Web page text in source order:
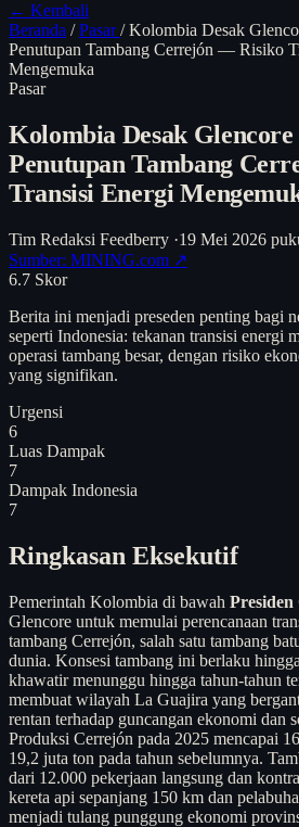
← Kembali
Beranda / Pasar/ Kolombia Desak
Penutupan Tambang Cerrejón — Risiko
Mengemuka
Pasar
Kolombia Desak Glencore
Penutupan Tambang
Transisi Energi
Tim Redaksi Feedberry ·19 Mei 2026
Sumber: MINING.com ↗
6.7 Skor
Berita ini menjadi preseden penting bagi
seperti Indonesia: tekanan transisi energi
operasi tambang besar, dengan risiko
yang signifikan.
Urgensi
6
Luas Dampak
7
Dampak Indonesia
7
Ringkasan Eksekutif
Pemerintah Kolombia di bawah Presiden
Glencore untuk memulai perencanaan
tambang Cerrejón, salah satu tambang
dunia. Konsesi tambang ini berlaku
khawatir menunggu hingga tahun-tahun
membuat wilayah La Guajira yang
rentan terhadap guncangan ekonomi dan
Produksi Cerrejón pada 2025 mencapai
19,2 juta ton pada tahun sebelumnya.
dari 12.000 pekerjaan langsung dan
kereta api sepanjang 150 km dan
menjadi tulang punggung ekonomi